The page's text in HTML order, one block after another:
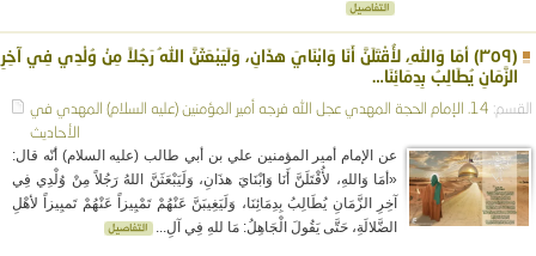
(٣٥٩) أمَا وَاللهِ، لأُقْتَلَنَّ أَنَا وَابْنَايَ هذَانِ، وَلَيَبْعَثَنَّ اللهُ رَجُلاً مِنْ وُلْدِي فِي آخِرِ
الزَّمَانِ يُطَالِبُ بِدِمَائِنَا…
القسم: 14. الإمام الحجة المهدي عجل الله فرجه أمير المؤمنين (عليه السلام) المهدي في
الأحاديث
عن الإمام أمير المؤمنين علي بن أبي طالب (عليه السلام) أنّه قال:
«أمَا وَاللهِ، لأُقْتَلَنَّ أَنَا وَابْنَايَ هذَانِ، وَلَيَبْعَثَنَّ اللهُ رَجُلاً مِنْ وُلْدِي فِي
آخِرِ الزَّمَانِ يُطَالِبُ بِدِمَائِنَا، وَلَيَغِيبَنَّ عَنْهُمْ تَمْيِيزاً عَنْهُمْ تَميِيزاً لأهْلِ
الضَّلالَةِ، حَتَّى يَقُولَ الْجَاهِلُ: مَا للهِ فِي آلِ...